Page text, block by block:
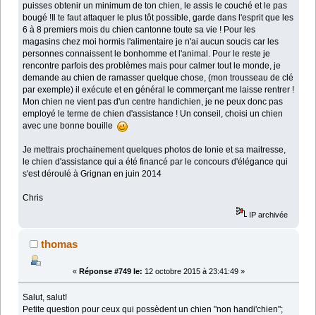
puisses obtenir un minimum de ton chien, le assis le couché et le pas
bougé !Il te faut attaquer le plus tôt possible, garde dans l'esprit que les
6 à 8 premiers mois du chien cantonne toute sa vie ! Pour les
magasins chez moi hormis l'alimentaire je n'ai aucun soucis car les
personnes connaissent le bonhomme et l'animal. Pour le reste je
rencontre parfois des problèmes mais pour calmer tout le monde, je
demande au chien de ramasser quelque chose, (mon trousseau de clé
par exemple) il exécute et en général le commerçant me laisse rentrer !
Mon chien ne vient pas d'un centre handichien, je ne peux donc pas
employé le terme de chien d'assistance ! Un conseil, choisi un chien
avec une bonne bouille
Je mettrais prochainement quelques photos de Ionie et sa maitresse,
le chien d'assistance qui a été financé par le concours d'élégance qui
s'est déroulé à Grignan en juin 2014
Chris
IP archivée
thomas
« Réponse #749 le: 12 octobre 2015 à 23:41:49 »
Salut, salut!
Petite question pour ceux qui possèdent un chien "non handi'chien";